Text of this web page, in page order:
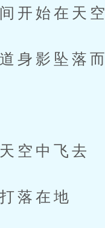
始在天
身影坠落
空中飞去
落在地